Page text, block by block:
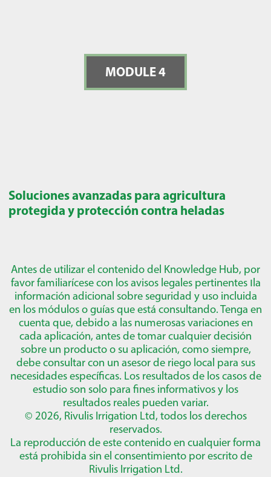
MODULE 4
Soluciones avanzadas para agricultura
protegida y protección contra heladas
Antes de utilizar el contenido del Knowledge Hub, por
favor familiarícese con los avisos legales pertinentes וla
información adicional sobre seguridad y uso incluida
en los módulos o guías que está consultando. Tenga en
cuenta que, debido a las numerosas variaciones en
cada aplicación, antes de tomar cualquier decisión
sobre un producto o su aplicación, como siempre,
debe consultar con un asesor de riego local para sus
necesidades específicas. Los resultados de los casos de
estudio son solo para fines informativos y los
resultados reales pueden variar.
© 2026, Rivulis Irrigation Ltd, todos los derechos
reservados.
La reproducción de este contenido en cualquier forma
está prohibida sin el consentimiento por escrito de
Rivulis Irrigation Ltd.